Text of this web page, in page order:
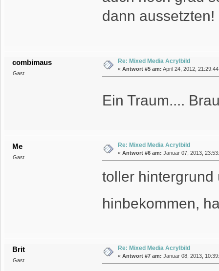
dann aussetzten!
combimaus
Gast
Re: Mixed Media Acrylbild
« Antwort #5 am: April 24, 2012,
Ein Traum....
Me
Gast
Re: Mixed Media Acrylbild
« Antwort #6 am: Januar 07, 2013,
toller hintergrund
hinbekommen,
Brit
Gast
Re: Mixed Media Acrylbild
« Antwort #7 am: Januar 08, 2013,